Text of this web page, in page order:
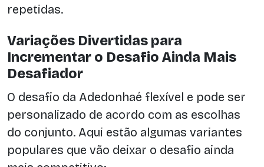
repetidas.
Variações Divertidas para
Incrementar o Desafio Ainda Mais
Desafiador
O desafio da Adedonhaé flexível e pode ser
personalizado de acordo com as escolhas
do conjunto. Aqui estão algumas variantes
populares que vão deixar o desafio ainda